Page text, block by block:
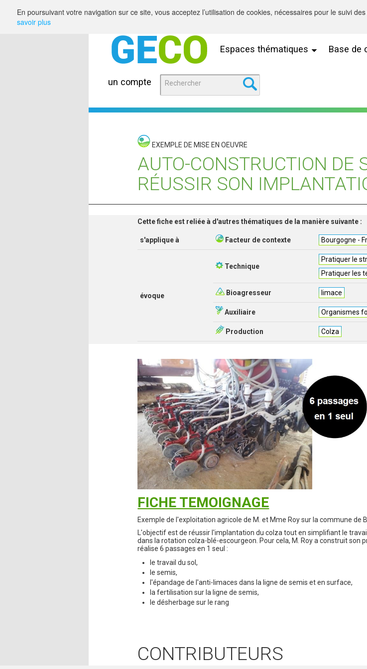
Espaces thématiques Base de
un compte
EXEMPLE DE MISE EN OEUVRE
AUTO-CONSTRUCTION DE
RÉUSSIR SON
Cette fiche est reliée à d'autres thématiques de la manière suivante :
s'applique à Facteur de contexte Bourgogne -
évoque
Technique
Pratiquer le
Pratiquer les
Bioagresseur limace
Auxiliaire Organismes
Production Colza
FICHE TEMOIGNAGE
Exemple de l'exploitation agricole de M. et Mme Roy sur la commune de
L'objectif est de réussir l'implantation du colza tout en simplifiant le
dans la rotation colza-blé-escourgeon. Pour cela, M. Roy a construit son
réalise 6 passages en 1 seul :
le travail du sol,
le semis,
l'épandage de l'anti-limaces dans la ligne de semis et en surface,
la fertilisation sur la ligne de semis,
le désherbage sur le rang
CONTRIBUTEURS
En poursuivant votre navigation sur ce site, vous acceptez l’utilisation de cookies, nécessaires pour le suivi
savoir plus